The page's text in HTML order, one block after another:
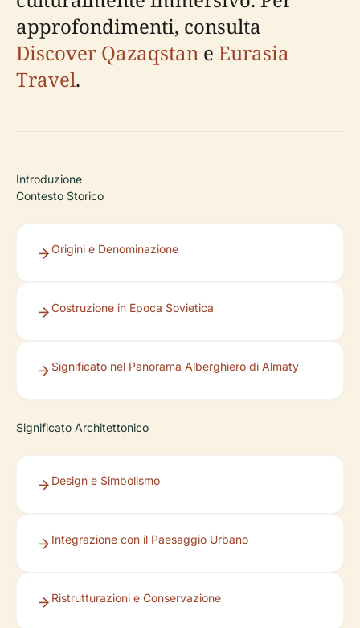
approfondimenti, consulta
Discover Qazaqstan e Eurasia
Travel.
Introduzione
Contesto Storico
Origini e Denominazione
Costruzione in Epoca Sovietica
Significato nel Panorama Alberghiero di Almaty
Significato Architettonico
Design e Simbolismo
Integrazione con il Paesaggio Urbano
Ristrutturazioni e Conservazione